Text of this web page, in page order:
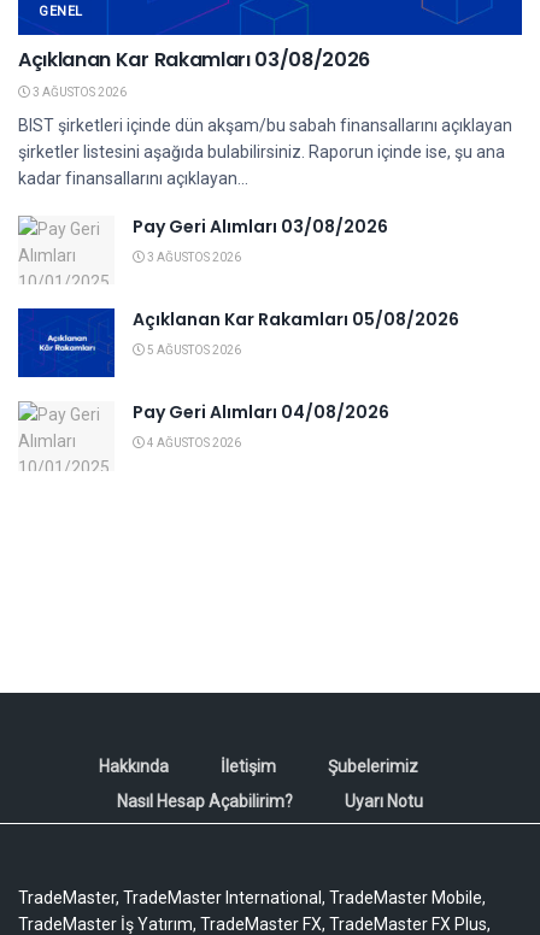
GENEL
Açıklanan Kar Rakamları 03/08/2026
3 AĞUSTOS 2026
BIST şirketleri içinde dün akşam/bu sabah finansallarını açıklayan
şirketler listesini aşağıda bulabilirsiniz. Raporun içinde ise, şu ana
kadar finansallarını açıklayan...
Pay Geri Alımları 03/08/2026
3 AĞUSTOS 2026
Açıklanan Kar Rakamları 05/08/2026
5 AĞUSTOS 2026
Pay Geri Alımları 04/08/2026
4 AĞUSTOS 2026
Hakkında İletişim
Şubelerimiz
Nasıl Hesap Açabilirim?
Uyarı Notu
TradeMaster, TradeMaster International, TradeMaster Mobile,
TradeMaster İş Yatırım, TradeMaster FX, TradeMaster FX Plus,